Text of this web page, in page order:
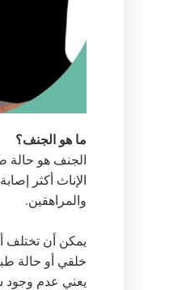
ما هو الجنف؟
الإناث أكثر
والمراهقين.
يمكن أن تختلف
خلقي أو حالة
يعني عدم